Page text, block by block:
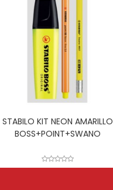
STABILO KIT NEON AMARILLO
BOSS+POINT+SWANO